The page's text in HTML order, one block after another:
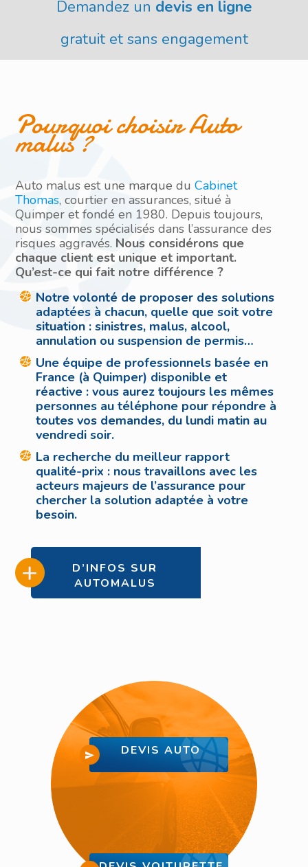
Demandez un devis en ligne
gratuit et sans engagement
Pourquoi choisir Auto
malus ?
Auto malus est une marque duCabinet
Thomas, courtier en assurances, situé à
Quimper et fondé en 1980. Depuis toujours,
nous sommes spécialisés dans l’assurance des
risques aggravés. Nous considérons que
chaque client est unique et important.
Qu’est-ce qui fait notre différence ?
Notre volonté de proposer des solutions
adaptées à chacun, quelle que soit votre
situation : sinistres, malus, alcool,
annulation ou suspension de permis…
Une équipe de professionnels basée en
France (à Quimper) disponible et
réactive : vous aurez toujours les mêmes
personnes au téléphone pour répondre à
toutes vos demandes, du lundi matin au
vendredi soir.
La recherche du meilleur rapport
qualité-prix : nous travaillons avec les
acteurs majeurs de l’assurance pour
chercher la solution adaptée à votre
besoin.
D’INFOS SUR
AUTOMALUS
DEVIS AUTO